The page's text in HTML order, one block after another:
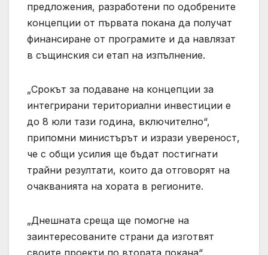
предложения, разработени по одобрените
концепции от първата покана да получат
финансиране от програмите и да навлязат
в същинския си етап на изпълнение.
„Срокът за подаване на концепции за
интегрирани териториални инвестиции е
до 8 юли тази година, включително“,
припомни министърът и изрази увереност,
че с общи усилия ще бъдат постигнати
трайни резултати, които да отговорят на
очакванията на хората в регионите.
„Днешната среща ще помогне на
заинтересованите страни да изготвят